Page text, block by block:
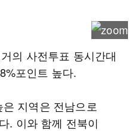
의 사전투표 동시간대
포인트 높다.
지역은 전남으로
. 이와 함께 전북이